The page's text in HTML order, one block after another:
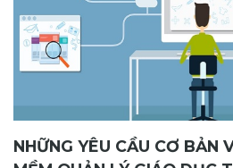
NHỮNG YÊU CẦU CƠ BẢN